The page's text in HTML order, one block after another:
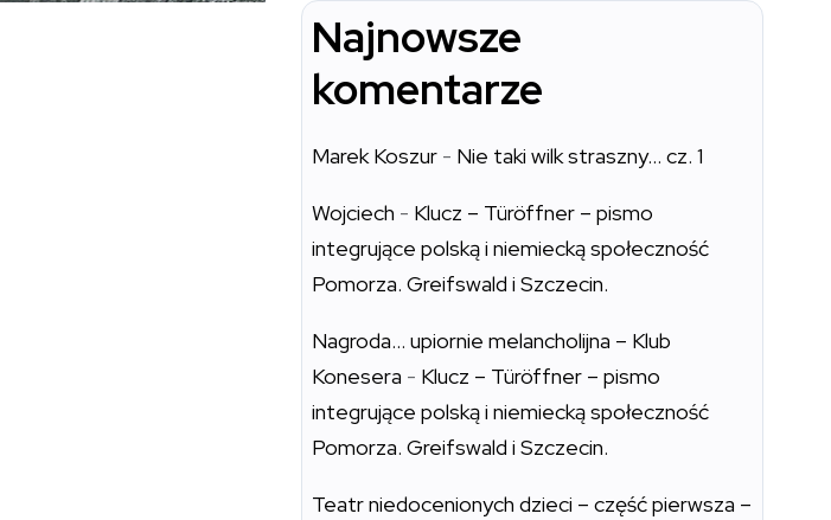
Najnowsze
komentarze
Marek Koszur - Nie taki wilk straszny… cz. 1
Wojciech - Klucz – Türöffner – pismo
integrujące polską i niemiecką społeczność
Pomorza. Greifswald i Szczecin.
Nagroda… upiornie melancholijna – Klub
Konesera - Klucz – Türöffner – pismo
integrujące polską i niemiecką społeczność
Pomorza. Greifswald i Szczecin.
Teatr niedocenionych dzieci – część pierwsza –